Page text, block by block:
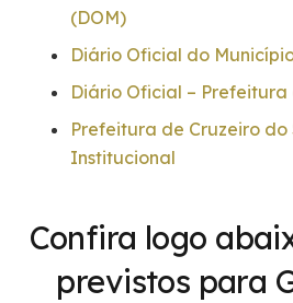
(DOM)
Diário Oficial do
Diário Oficial –
Prefeitura de Cruzeiro do
Institucional
Confira logo
previstos para